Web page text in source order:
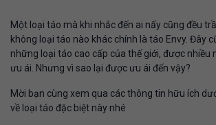
Một loại táo mà khi nhắc đến ai nấy cũng đều
không loại táo nào khác chính là táo Envy. Đây
những loại táo cao cấp của thế giới, được nhiều
ưu ái. Nhưng vì sao lại được ưu ái đến vậy?
Mời bạn cùng xem qua các thông tin hữu ích
về loại táo đặc biệt này nhé